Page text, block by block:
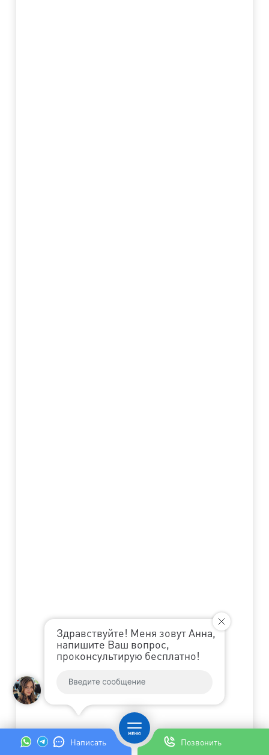
Написать Позвонить
Здравствуйте! Меня зовут Анна,
напишите Ваш вопрос,
проконсультирую бесплатно!